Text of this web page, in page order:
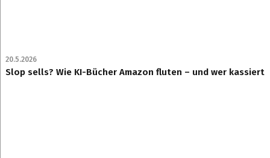
20.5.2026
Slop sells? Wie KI-Bücher Amazon fluten – und wer kassiert